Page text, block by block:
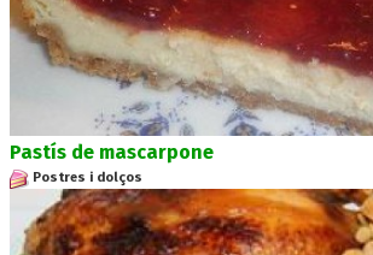
Pastís de mascarpone
Postres i dolços